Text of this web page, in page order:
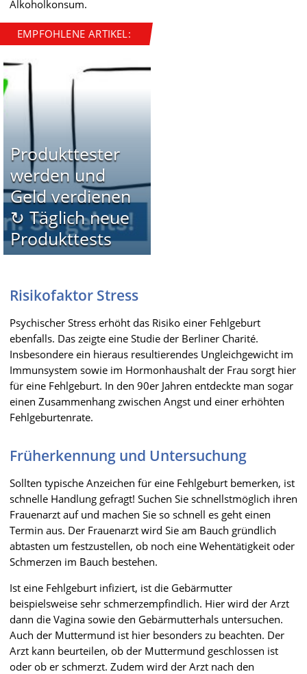
Alkoholkonsum.
EMPFOHLENE ARTIKEL:
Produkttester
werden und
Geld verdienen
↻ Täglich neue
Produkttests
Risikofaktor Stress
Psychischer Stress erhöht das Risiko einer Fehlgeburt
ebenfalls. Das zeigte eine Studie der Berliner Charité.
Insbesondere ein hieraus resultierendes Ungleichgewicht im
Immunsystem sowie im Hormonhaushalt der Frau sorgt hier
für eine Fehlgeburt. In den 90er Jahren entdeckte man sogar
einen Zusammenhang zwischen Angst und einer erhöhten
Fehlgeburtenrate.
Früherkennung und Untersuchung
Sollten typische Anzeichen für eine Fehlgeburt bemerken, ist
schnelle Handlung gefragt! Suchen Sie schnellstmöglich ihren
Frauenarzt auf und machen Sie so schnell es geht einen
Termin aus. Der Frauenarzt wird Sie am Bauch gründlich
abtasten um festzustellen, ob noch eine Wehentätigkeit oder
Schmerzen im Bauch bestehen.
Ist eine Fehlgeburt infiziert, ist die Gebärmutter
beispielsweise sehr schmerzempfindlich. Hier wird der Arzt
dann die Vagina sowie den Gebärmutterhals untersuchen.
Auch der Muttermund ist hier besonders zu beachten. Der
Arzt kann beurteilen, ob der Muttermund geschlossen ist
oder ob er schmerzt. Zudem wird der Arzt nach den